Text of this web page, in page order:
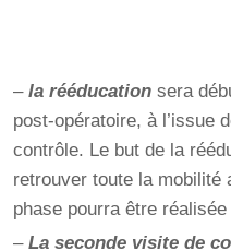
–la rééducation sera
post-opératoire, à l’issue
contrôle. Le but de la
retrouver toute la mobilité
phase pourra être
–La seconde visite de